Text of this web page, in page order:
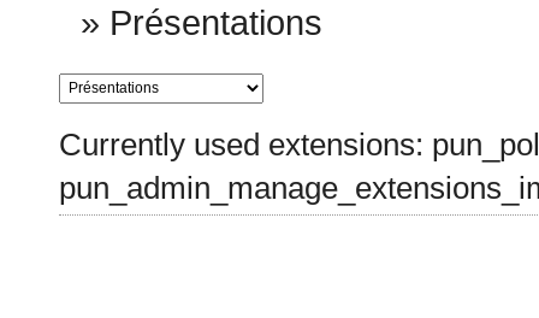
» Présentations
Currently used extensions: